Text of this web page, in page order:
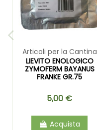
Articoli per la Cantina
LIEVITO ENOLOGICO
ZYMOFERM BAYANUS
FRANKE GR.75
5,00 €
Acquista